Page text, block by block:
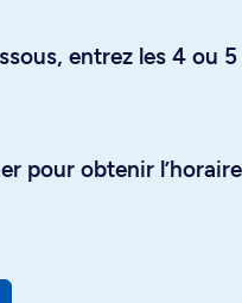
entrez les 4 ou
pour obtenir